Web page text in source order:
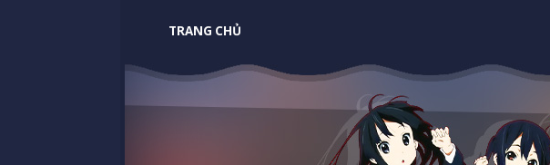
TRANG CHỦ